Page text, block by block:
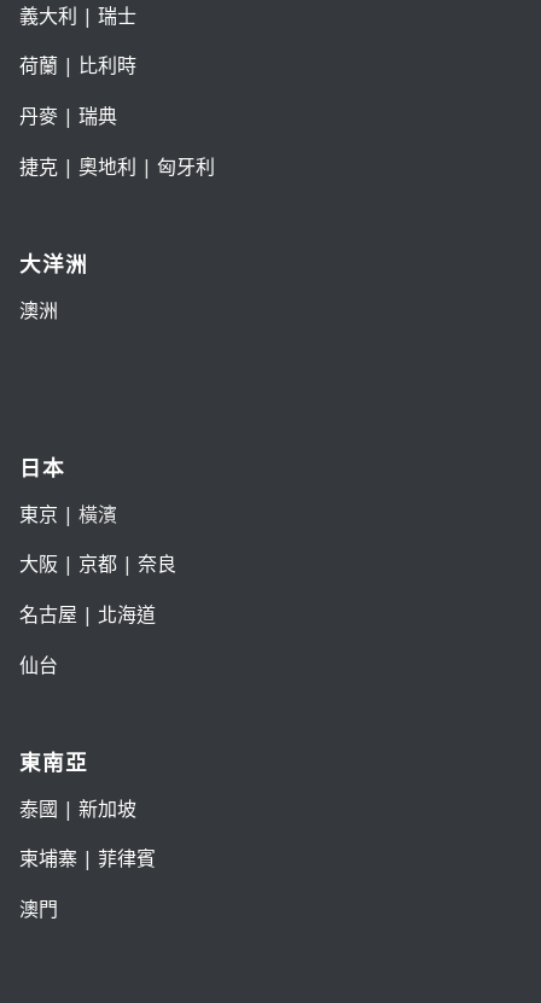
義大利 | 瑞士
荷蘭| 比利時
丹麥| 瑞典
捷克| 奧地利 | 匈牙利
大洋洲
澳洲
日本
東京 | 橫濱
大阪| 京都| 奈良
名古屋 | 北海道
仙台
東南亞
泰國 | 新加坡
柬埔寨 | 菲律賓
澳門